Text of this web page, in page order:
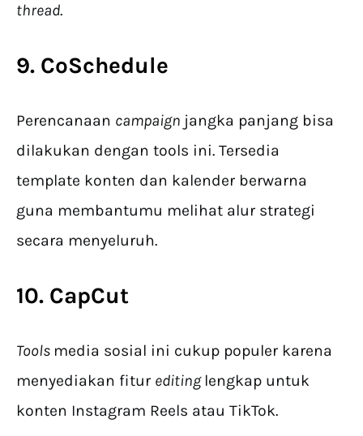
thread.
9. CoSchedule
Perencanaan campaign jangka panjang bisa
dilakukan dengan tools ini. Tersedia
template konten dan kalender berwarna
guna membantumu melihat alur strategi
secara menyeluruh.
10. CapCut
Tools media sosial ini cukup populer karena
menyediakan fitur editing lengkap untuk
konten Instagram Reels atau TikTok.